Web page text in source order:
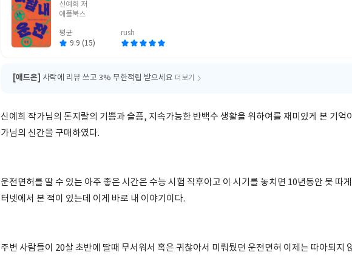
글
쓴
신예희 저
애플북스
평균
9.9 (15)
rush
[애드온] 사락에 리뷰 쓰고 3% 무한적립 받으세요 더보기
신예희 작가님의 돈지랄의 기쁨과 슬픔, 지속가능한 반백수 생활을 위하여를 재미있게 본 기억
가님의 신간을 구매하였다.
운전면허를 딸 수 있는 아주 좋은 시간은 수능 시험 직후이고 이 시기를 놓치면 10년동안 못 따
터넷에서 본 적이 있는데 이게 바로 내 이야기이다.
주변 사람들이 20살 초반에 딸때 무서워서 혹은 귀찮아서 미뤄뒀던 운전면허 이제는 따아되지